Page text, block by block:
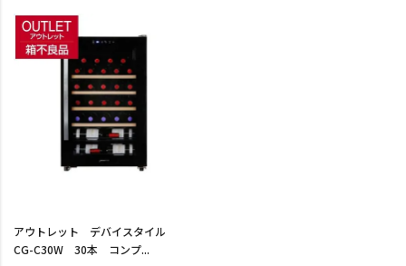
アウトレット デバイスタイル
CG-C30W 30本 コンプ...